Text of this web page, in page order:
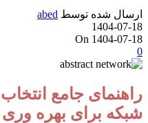
ارسال شده توسط abed
1404-07-18
On 1404-07-18
0
راهنمای جامع
شبکه برای بهره وری